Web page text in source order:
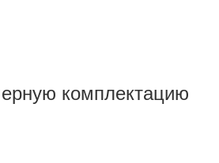
комплектацию